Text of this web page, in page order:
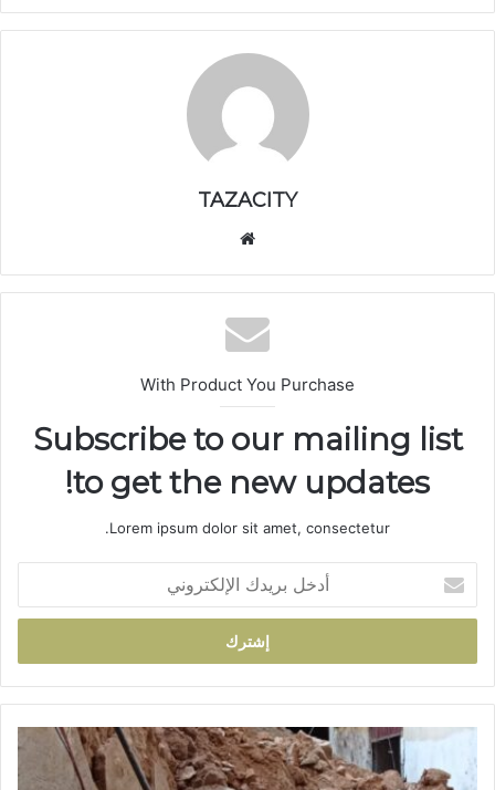
TAZACITY
الوي
ب
With Product You Purchase
Subscribe to our mailing list
to get the new updates!
Lorem ipsum dolor sit amet, consectetur.
خ
ب
ر